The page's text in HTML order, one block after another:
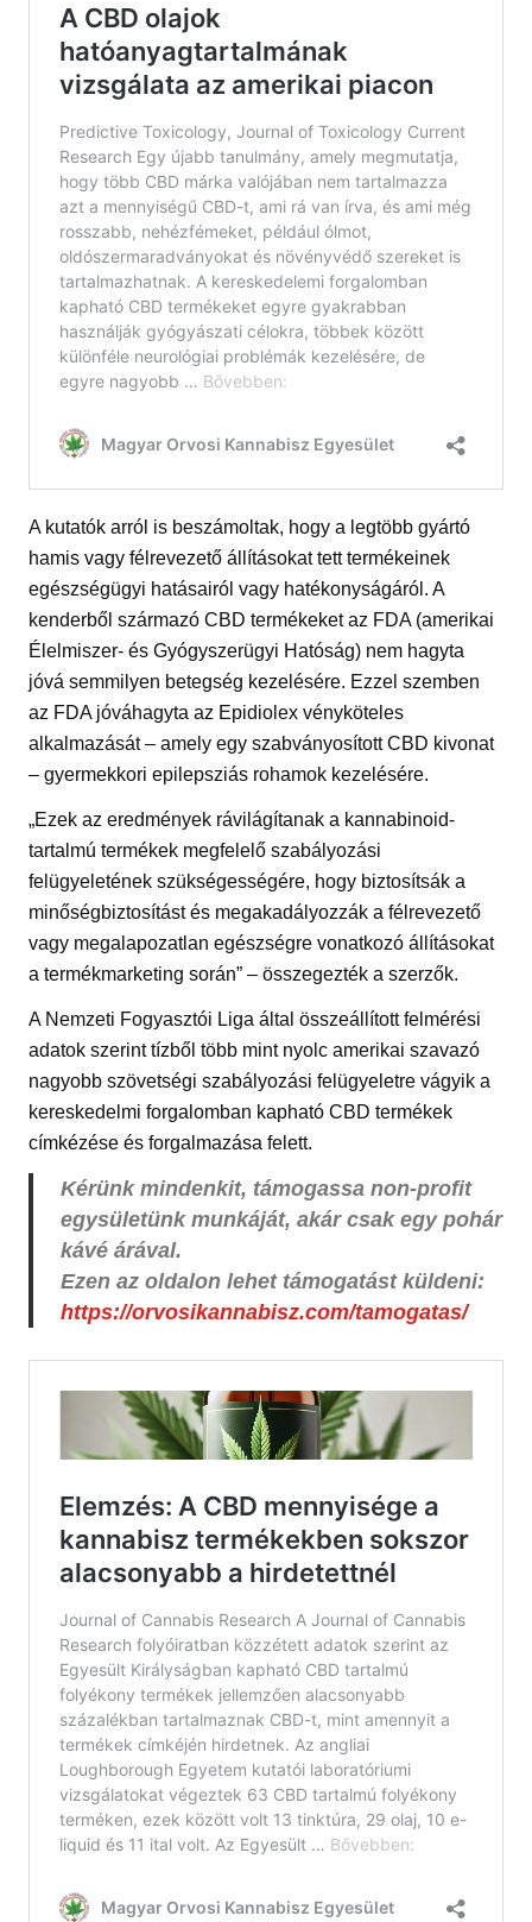
A kutatók arról is beszámoltak, hogy a legtöbb gyártó
hamis vagy félrevezető állításokat tett termékeinek
egészségügyi hatásairól vagy hatékonyságáról. A
kenderből származó CBD termékeket az FDA (amerikai
Élelmiszer- és Gyógyszerügyi Hatóság) nem hagyta
jóvá semmilyen betegség kezelésére. Ezzel szemben
az FDA jóváhagyta az Epidiolex vényköteles
alkalmazását – amely egy szabványosított CBD kivonat
– gyermekkori epilepsziás rohamok kezelésére.
„Ezek az eredmények rávilágítanak a kannabinoid-
tartalmú termékek megfelelő szabályozási
felügyeletének szükségességére, hogy biztosítsák a
minőségbiztosítást és megakadályozzák a félrevezető
vagy megalapozatlan egészségre vonatkozó állításokat
a termékmarketing során” – összegezték a szerzők.
A Nemzeti Fogyasztói Liga által összeállított felmérési
adatok szerint tízből több mint nyolc amerikai szavazó
nagyobb szövetségi szabályozási felügyeletre vágyik a
kereskedelmi forgalomban kapható CBD termékek
címkézése és forgalmazása felett.
Kérünk mindenkit, támogassa non-profit
egysületünk munkáját, akár csak egy pohár
kávé árával.
Ezen az oldalon lehet támogatást küldeni:
https://orvosikannabisz.com/tamogatas/